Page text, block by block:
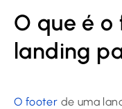
O que é
landing
O footer de uma